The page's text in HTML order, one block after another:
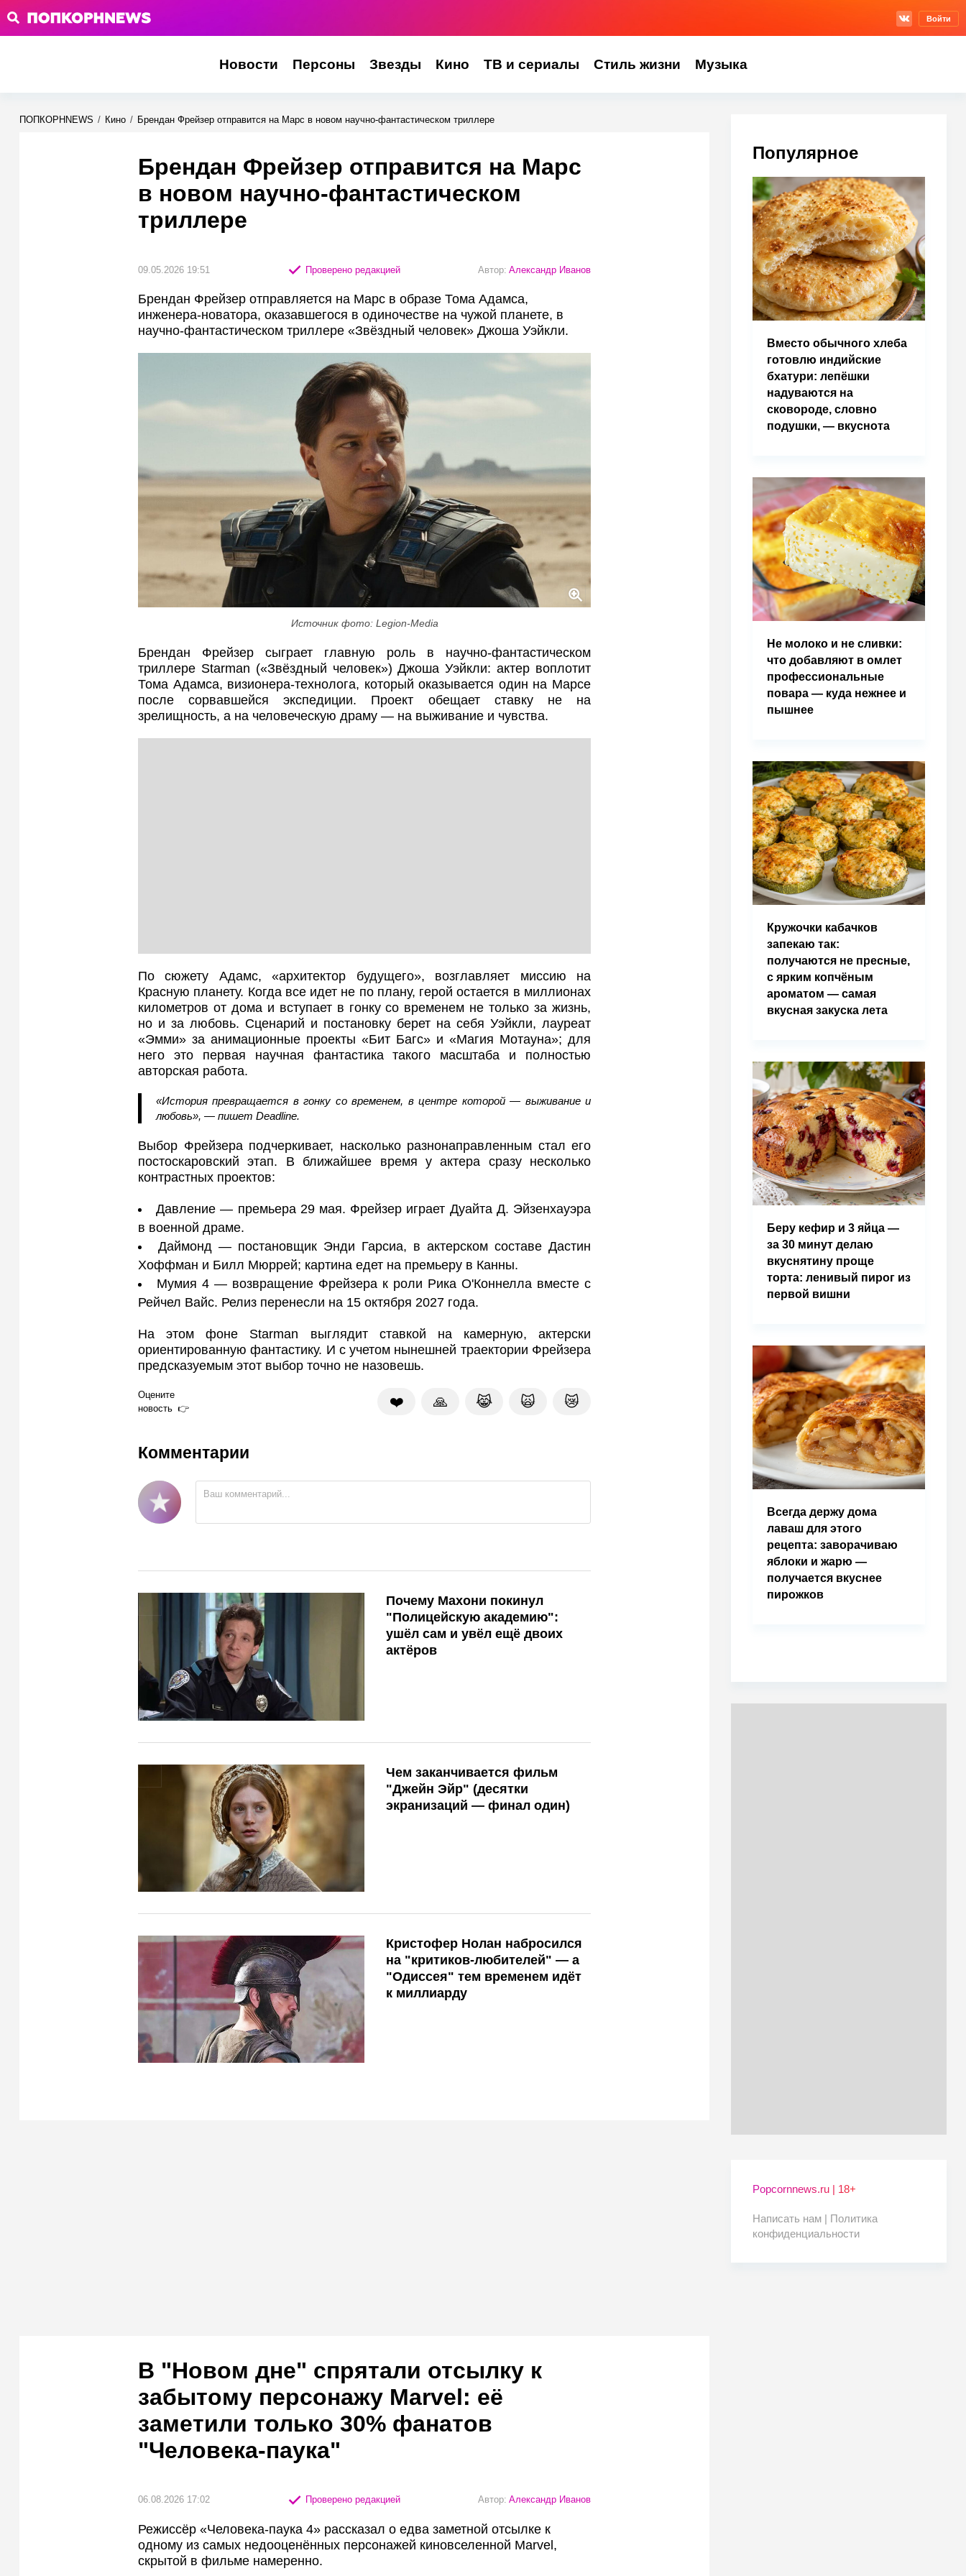
Войти
Новости Персоны Звезды Кино ТВ и сериалы Стиль жизни Музыка
ПОПКОРНNEWS / Кино / Брендан Фрейзер отправится на Марс в новом научно‑фантастическом триллере
Брендан Фрейзер отправится на Марс
в новом научно‑фантастическом
триллере
09.05.2026 19:51 Проверено редакцией Автор: Александр Иванов
Брендан Фрейзер отправляется на Марс в образе Тома Адамса,
инженера‑новатора, оказавшегося в одиночестве на чужой планете, в
научно‑фантастическом триллере «Звёздный человек» Джоша Уэйкли.
Источник фото: Legion-Media
Брендан Фрейзер сыграет главную роль в научно‑фантастическом
триллере Starman («Звёздный человек») Джоша Уэйкли: актер воплотит
Тома Адамса, визионера‑технолога, который оказывается один на Марсе
после сорвавшейся экспедиции. Проект обещает ставку не на
зрелищность, а на человеческую драму — на выживание и чувства.
По сюжету Адамс, «архитектор будущего», возглавляет миссию на
Красную планету. Когда все идет не по плану, герой остается в миллионах
километров от дома и вступает в гонку со временем не только за жизнь,
но и за любовь. Сценарий и постановку берет на себя Уэйкли, лауреат
«Эмми» за анимационные проекты «Бит Багс» и «Магия Мотауна»; для
него это первая научная фантастика такого масштаба и полностью
авторская работа.
«История превращается в гонку со временем, в центре которой — выживание и
любовь», — пишет Deadline.
Выбор Фрейзера подчеркивает, насколько разнонаправленным стал его
постоскаровский этап. В ближайшее время у актера сразу несколько
контрастных проектов:
Давление — премьера 29 мая. Фрейзер играет Дуайта Д. Эйзенхауэра
в военной драме.
Даймонд — постановщик Энди Гарсиа, в актерском составе Дастин
Хоффман и Билл Мюррей; картина едет на премьеру в Канны.
Мумия 4 — возвращение Фрейзера к роли Рика О'Коннелла вместе с
Рейчел Вайс. Релиз перенесли на 15 октября 2027 года.
На этом фоне Starman выглядит ставкой на камерную, актерски
ориентированную фантастику. И с учетом нынешней траектории Фрейзера
предсказуемым этот выбор точно не назовешь.
Оцените
новость
❤️ 🙏 😹 🙀 😿
Комментарии
Почему Махони покинул
"Полицейскую академию":
ушёл сам и увёл ещё двоих
актёров
Чем заканчивается фильм
"Джейн Эйр" (десятки
экранизаций — финал один)
Кристофер Нолан набросился
на "критиков-любителей" — а
"Одиссея" тем временем идёт
к миллиарду
В "Новом дне" спрятали отсылку к
забытому персонажу Marvel: её
заметили только 30% фанатов
"Человека-паука"
06.08.2026 17:02 Проверено редакцией Автор: Александр Иванов
Режиссёр «Человека-паука 4» рассказал о едва заметной отсылке к
одному из самых недооценённых персонажей киновселенной Marvel,
скрытой в фильме намеренно.
Популярное
Вместо обычного хлеба
готовлю индийские
бхатури: лепёшки
надуваются на
сковороде, словно
подушки, — вкуснота
Не молоко и не сливки:
что добавляют в омлет
профессиональные
повара — куда нежнее и
пышнее
Кружочки кабачков
запекаю так:
получаются не пресные,
с ярким копчёным
ароматом — самая
вкусная закуска лета
Беру кефир и 3 яйца —
за 30 минут делаю
вкуснятину проще
торта: ленивый пирог из
первой вишни
Всегда держу дома
лаваш для этого
рецепта: заворачиваю
яблоки и жарю —
получается вкуснее
пирожков
Popcornnews.ru | 18+
Написать нам | Политика
конфиденциальности